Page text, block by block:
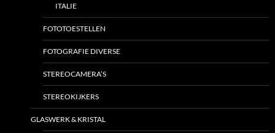
ITALIE
FOTOTOESTELLEN
FOTOGRAFIE DIVERSE
STEREOCAMERA’S
STEREOKIJKERS
GLASWERK & KRISTAL